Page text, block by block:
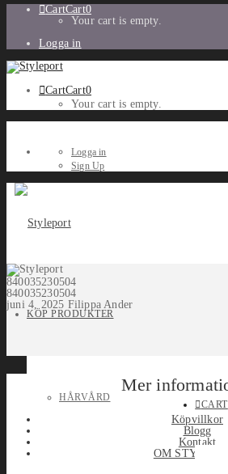
CartCart0
Your cart is empty.
Logga in
CartCart0
Your cart is empty.
Logga in
Sign Up
KÖP PRODUKTER
HÅRVÅRD
CART
840035230504
840035230504
juni 4, 2025 Filippa Ander
Mer
Köpvillkor
Blogg
Kontakt
OM